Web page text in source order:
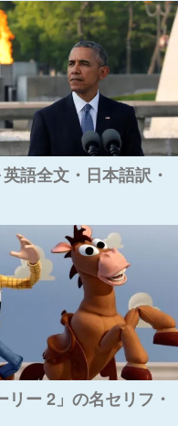
語全文・日本語訳・
ー 2」の名セリフ・